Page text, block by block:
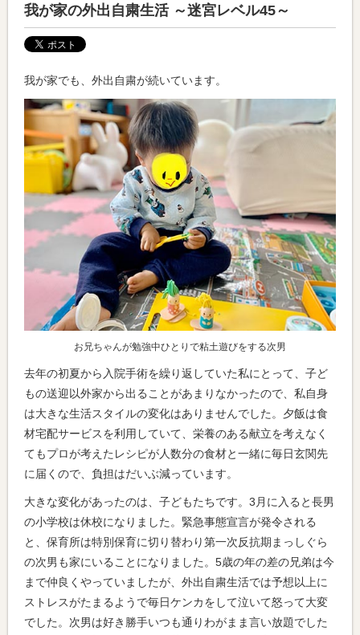
我が家の外出自粛生活 ～迷宮レベル45～
我が家でも、外出自粛が続いています。
お兄ちゃんが勉強中ひとりで粘土遊びをする次男
去年の初夏から入院手術を繰り返していた私にとって、子ど
もの送迎以外家から出ることがあまりなかったので、私自身
は大きな生活スタイルの変化はありませんでした。夕飯は食
材宅配サービスを利用していて、栄養のある献立を考えなく
てもプロが考えたレシピが人数分の食材と一緒に毎日玄関先
に届くので、負担はだいぶ減っています。
大きな変化があったのは、子どもたちです。3月に入ると長男
の小学校は休校になりました。緊急事態宣言が発令される
と、保育所は特別保育に切り替わり第一次反抗期まっしぐら
の次男も家にいることになりました。5歳の年の差の兄弟は今
まで仲良くやっていましたが、外出自粛生活では予想以上に
ストレスがたまるようで毎日ケンカをして泣いて怒って大変
でした。次男は好き勝手いつも通りわがまま言い放題でした